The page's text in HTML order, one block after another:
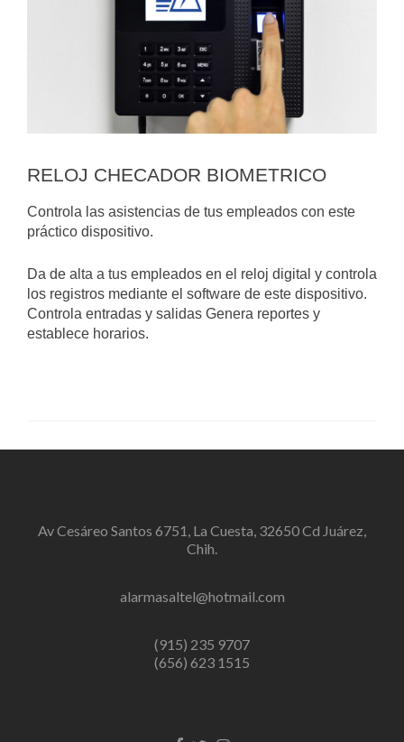
RELOJ CHECADOR BIOMETRICO
Controla las asistencias de tus empleados con este
práctico dispositivo.
Da de alta a tus empleados en el reloj digital y controla
los registros mediante el software de este dispositivo.
Controla entradas y salidas Genera reportes y
establece horarios.
Av Cesáreo Santos 6751, La Cuesta, 32650 Cd Juárez,
Chih.
alarmasaltel@hotmail.com
(915) 235 9707
(656) 623 1515